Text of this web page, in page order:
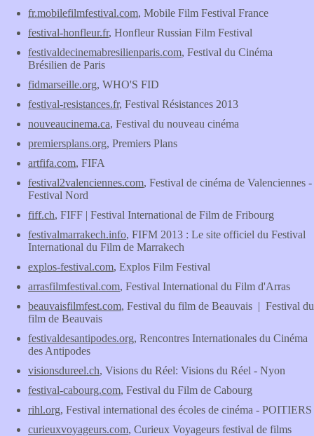
fr.mobilefilmfestival.com, Mobile Film Festival France
festival-honfleur.fr, Honfleur Russian Film Festival
festivaldecinemabresilienparis.com, Festival du Cinéma
Brésilien de Paris
fidmarseille.org, WHO'S FID
festival-resistances.fr, Festival Résistances 2013
nouveaucinema.ca, Festival du nouveau cinéma
premiersplans.org, Premiers Plans
artfifa.com, FIFA
festival2valenciennes.com, Festival de cinéma de Valenciennes -
Festival Nord
fiff.ch, FIFF | Festival International de Film de Fribourg
festivalmarrakech.info, FIFM 2013 : Le site officiel du Festival
International du Film de Marrakech
explos-festival.com, Explos Film Festival
arrasfilmfestival.com, Festival International du Film d'Arras
beauvaisfilmfest.com, Festival du film de Beauvais | Festival du
film de Beauvais
festivaldesantipodes.org, Rencontres Internationales du Cinéma
des Antipodes
visionsdureel.ch, Visions du Réel: Visions du Réel - Nyon
festival-cabourg.com, Festival du Film de Cabourg
rihl.org, Festival international des écoles de cinéma - POITIERS
curieuxvoyageurs.com, Curieux Voyageurs festival de films